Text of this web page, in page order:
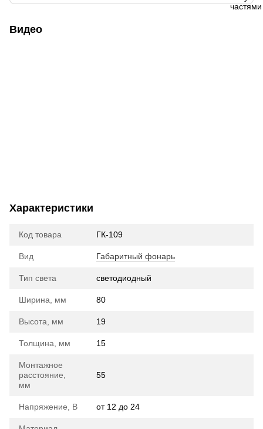
Видео
Характеристики
Код товара ГК-109
Вид Габаритный фонарь
Тип света cветодиодный
Ширина, мм 80
Высота, мм 19
Толщина, мм 15
Монтажное
расстояние,
мм
55
Напряжение, В от 12 до 24